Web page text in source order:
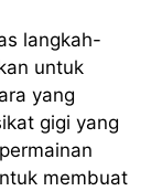
langkah-
untuk
yang
gigi yang
membuat